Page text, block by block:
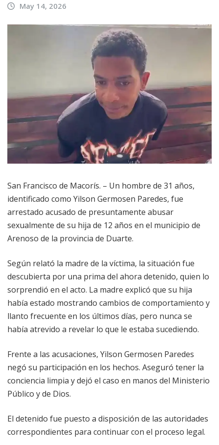
May 14, 2026
San Francisco de Macorís. – Un hombre de 31 años,
identificado como Yilson Germosen Paredes, fue
arrestado acusado de presuntamente abusar
sexualmente de su hija de 12 años en el municipio de
Arenoso de la provincia de Duarte.
Según relató la madre de la víctima, la situación fue
descubierta por una prima del ahora detenido, quien lo
sorprendió en el acto. La madre explicó que su hija
había estado mostrando cambios de comportamiento y
llanto frecuente en los últimos días, pero nunca se
había atrevido a revelar lo que le estaba sucediendo.
Frente a las acusaciones, Yilson Germosen Paredes
negó su participación en los hechos. Aseguró tener la
conciencia limpia y dejó el caso en manos del Ministerio
Público y de Dios.
El detenido fue puesto a disposición de las autoridades
correspondientes para continuar con el proceso legal.